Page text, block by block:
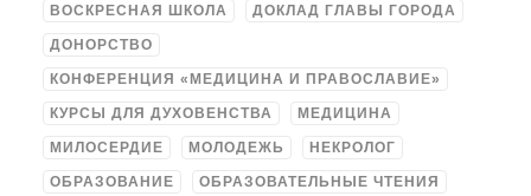
ВОСКРЕСНАЯ ШКОЛА ДОКЛАД ГЛАВЫ ГОРОДА
ДОНОРСТВО
КОНФЕРЕНЦИЯ «МЕДИЦИНА И ПРАВОСЛАВИЕ»
КУРСЫ ДЛЯ ДУХОВЕНСТВА МЕДИЦИНА
МИЛОСЕРДИЕ МОЛОДЕЖЬ НЕКРОЛОГ
ОБРАЗОВАНИЕ ОБРАЗОВАТЕЛЬНЫЕ ЧТЕНИЯ